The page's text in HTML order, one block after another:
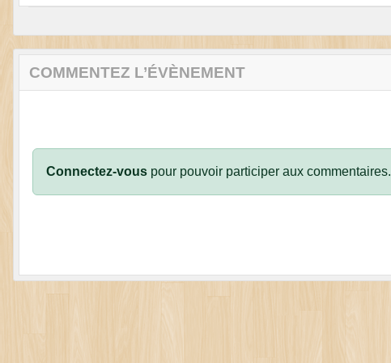
COMMENTEZ L’ÉVÈNEMENT
Connectez-vous pour pouvoir participer aux commentaires.